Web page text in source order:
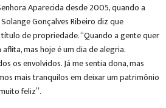
Aparecida desde 2005, quando a
Gonçalves Ribeiro diz que
de propriedade. “Quando a gente quer
mas hoje é um dia de alegria.
os envolvidos. Já me sentia dona, mas
mais tranquilos em deixar um patrimônio
feliz”.